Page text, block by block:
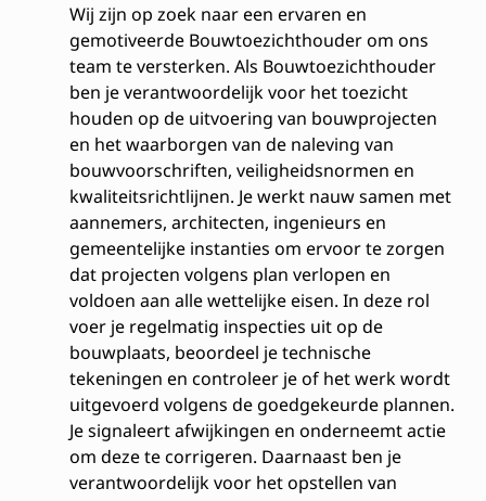
Wij zijn op zoek naar een ervaren en
gemotiveerde Bouwtoezichthouder om ons
team te versterken. Als Bouwtoezichthouder
ben je verantwoordelijk voor het toezicht
houden op de uitvoering van bouwprojecten
en het waarborgen van de naleving van
bouwvoorschriften, veiligheidsnormen en
kwaliteitsrichtlijnen. Je werkt nauw samen met
aannemers, architecten, ingenieurs en
gemeentelijke instanties om ervoor te zorgen
dat projecten volgens plan verlopen en
voldoen aan alle wettelijke eisen. In deze rol
voer je regelmatig inspecties uit op de
bouwplaats, beoordeel je technische
tekeningen en controleer je of het werk wordt
uitgevoerd volgens de goedgekeurde plannen.
Je signaleert afwijkingen en onderneemt actie
om deze te corrigeren. Daarnaast ben je
verantwoordelijk voor het opstellen van